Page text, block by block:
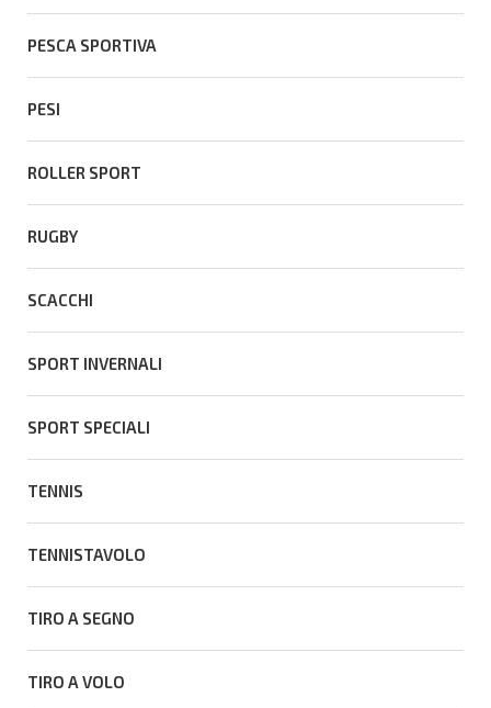
PESCA SPORTIVA
PESI
ROLLER SPORT
RUGBY
SCACCHI
SPORT INVERNALI
SPORT SPECIALI
TENNIS
TENNISTAVOLO
TIRO A SEGNO
TIRO A VOLO